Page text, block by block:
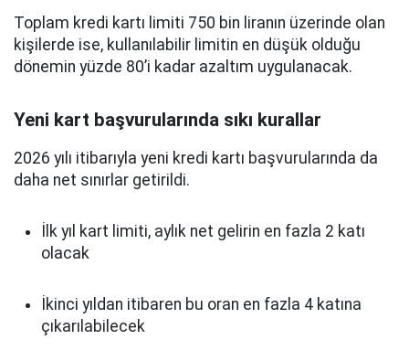
Toplam kredi kartı limiti 750 bin liranın üzerinde olan
kişilerde ise, kullanılabilir limitin en düşük olduğu
dönemin yüzde 80’i kadar azaltım uygulanacak.
Yeni kart başvurularında sıkı kurallar
2026 yılı itibarıyla yeni kredi kartı başvurularında da
daha net sınırlar getirildi.
İlk yıl kart limiti, aylık net gelirin en fazla 2 katı
olacak
İkinci yıldan itibaren bu oran en fazla 4 katına
çıkarılabilecek